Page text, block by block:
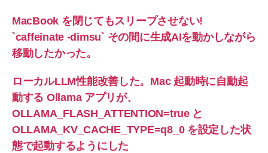
MacBook を閉じてもスリープさせない!
`caffeinate -dimsu` その間に生成AIを動かしながら
移動したかった。
ローカルLLM性能改善した。Mac 起動時に自動起
動する Ollama アプリが、
OLLAMA_FLASH_ATTENTION=true と
OLLAMA_KV_CACHE_TYPE=q8_0 を設定した状
態で起動するようにした